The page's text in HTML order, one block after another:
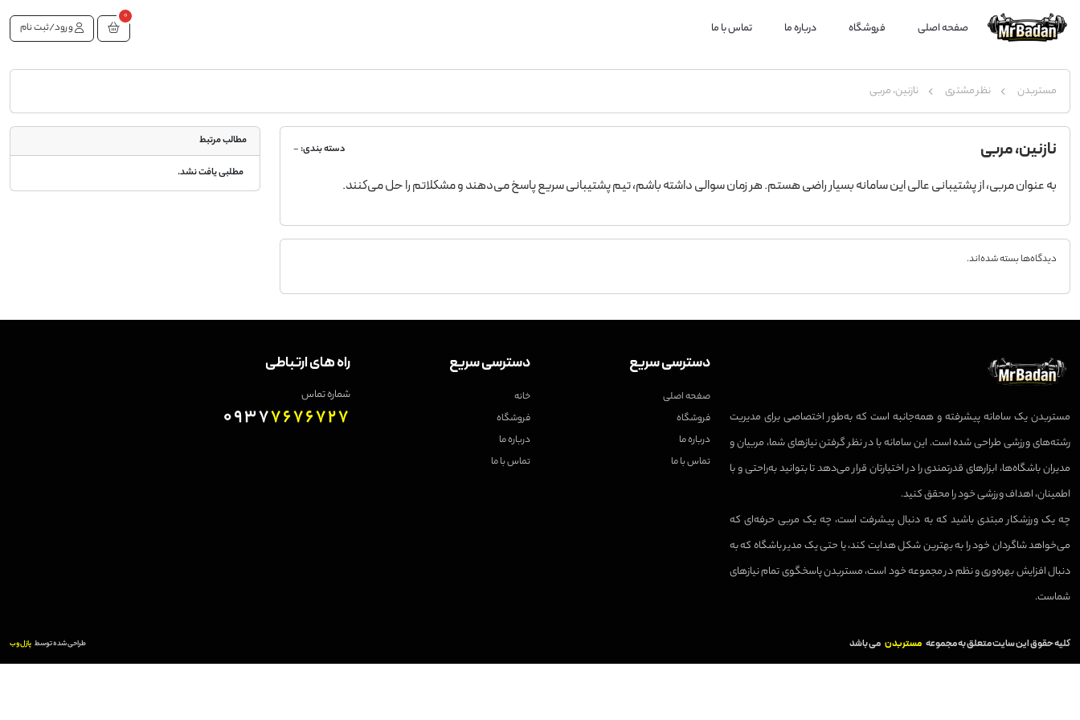
صفحه اصلی فروشگاه درباره ما تماس با ما
0
ورود/ثبت نام
مستربدن نظر مشتری نازنین، مربی
نازنین، مربی دسته بندی:-
به عنوان مربی، از پشتیبانی عالی این سامانه بسیار راضی هستم. هر زمان سوالی داشته باشم، تیم پشتیبانی سریع پاسخ می‌دهند و مشکلاتم را حل می‌کنند.
دیدگاه‌ها بسته شده‌اند.
مطالب مرتبط
مطلبی یافت نشد.
مستربدن یک سامانه پیشرفته و همه‌جانبه است که به‌طور اختصاصی برای مدیریت
رشته‌های ورزشی طراحی شده است. این سامانه با در نظر گرفتن نیازهای شما، مربیان و
مدیران باشگاه‌ها، ابزارهای قدرتمندی را در اختیارتان قرار می‌دهد تا بتوانید به‌راحتی و با
اطمینان، اهداف ورزشی خود را محقق کنید.
چه یک ورزشکار مبتدی باشید که به دنبال پیشرفت است، چه یک مربی حرفه‌ای که
می‌خواهد شاگردان خود را به بهترین شکل هدایت کند، یا حتی یک مدیر باشگاه که به
دنبال افزایش بهره‌وری و نظم در مجموعه خود است، مستربدن پاسخگوی تمام نیازهای
شماست.
دسترسی سریع
صفحه اصلی
فروشگاه
درباره ما
تماس با ما
دسترسی سریع
خانه
فروشگاه
درباره ما
تماس با ما
راه های ارتباطی
شماره تماس
09377676727
کلیه حقوق این سایت متعلق به مجموعه مستربدن می باشد طراحی شده توسط پازل وب